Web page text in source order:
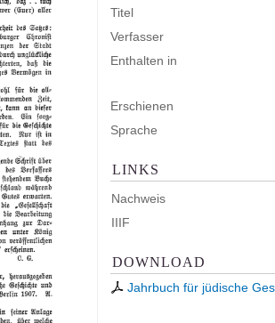
Titel
Verfasser
Enthalten in
Erschienen
Sprache
LINKS
Nachweis
IIIF
DOWNLOAD
Jahrbuch für jüdische